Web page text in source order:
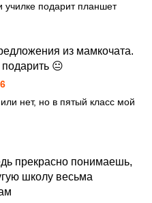
училке подарит планшет
из мамкочата.
😐
нет, но в пятый класс мой
прекрасно понимаешь,
школу весьма